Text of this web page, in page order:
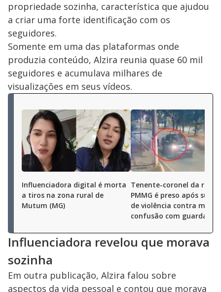
propriedade sozinha, característica que ajudou
a criar uma forte identificação com os
seguidores.
Somente em uma das plataformas onde
produzia conteúdo, Alzira reunia quase 60 mil
seguidores e acumulava milhares de
visualizações em seus vídeos.
Influenciadora digital é morta
a tiros na zona rural de
Mutum (MG)
Tenente-coronel da
PMMG é preso após
de violência contra
confusão com guardas
Influenciadora revelou que morava
sozinha
Em outra publicação, Alzira falou sobre
aspectos da vida pessoal e contou que morava